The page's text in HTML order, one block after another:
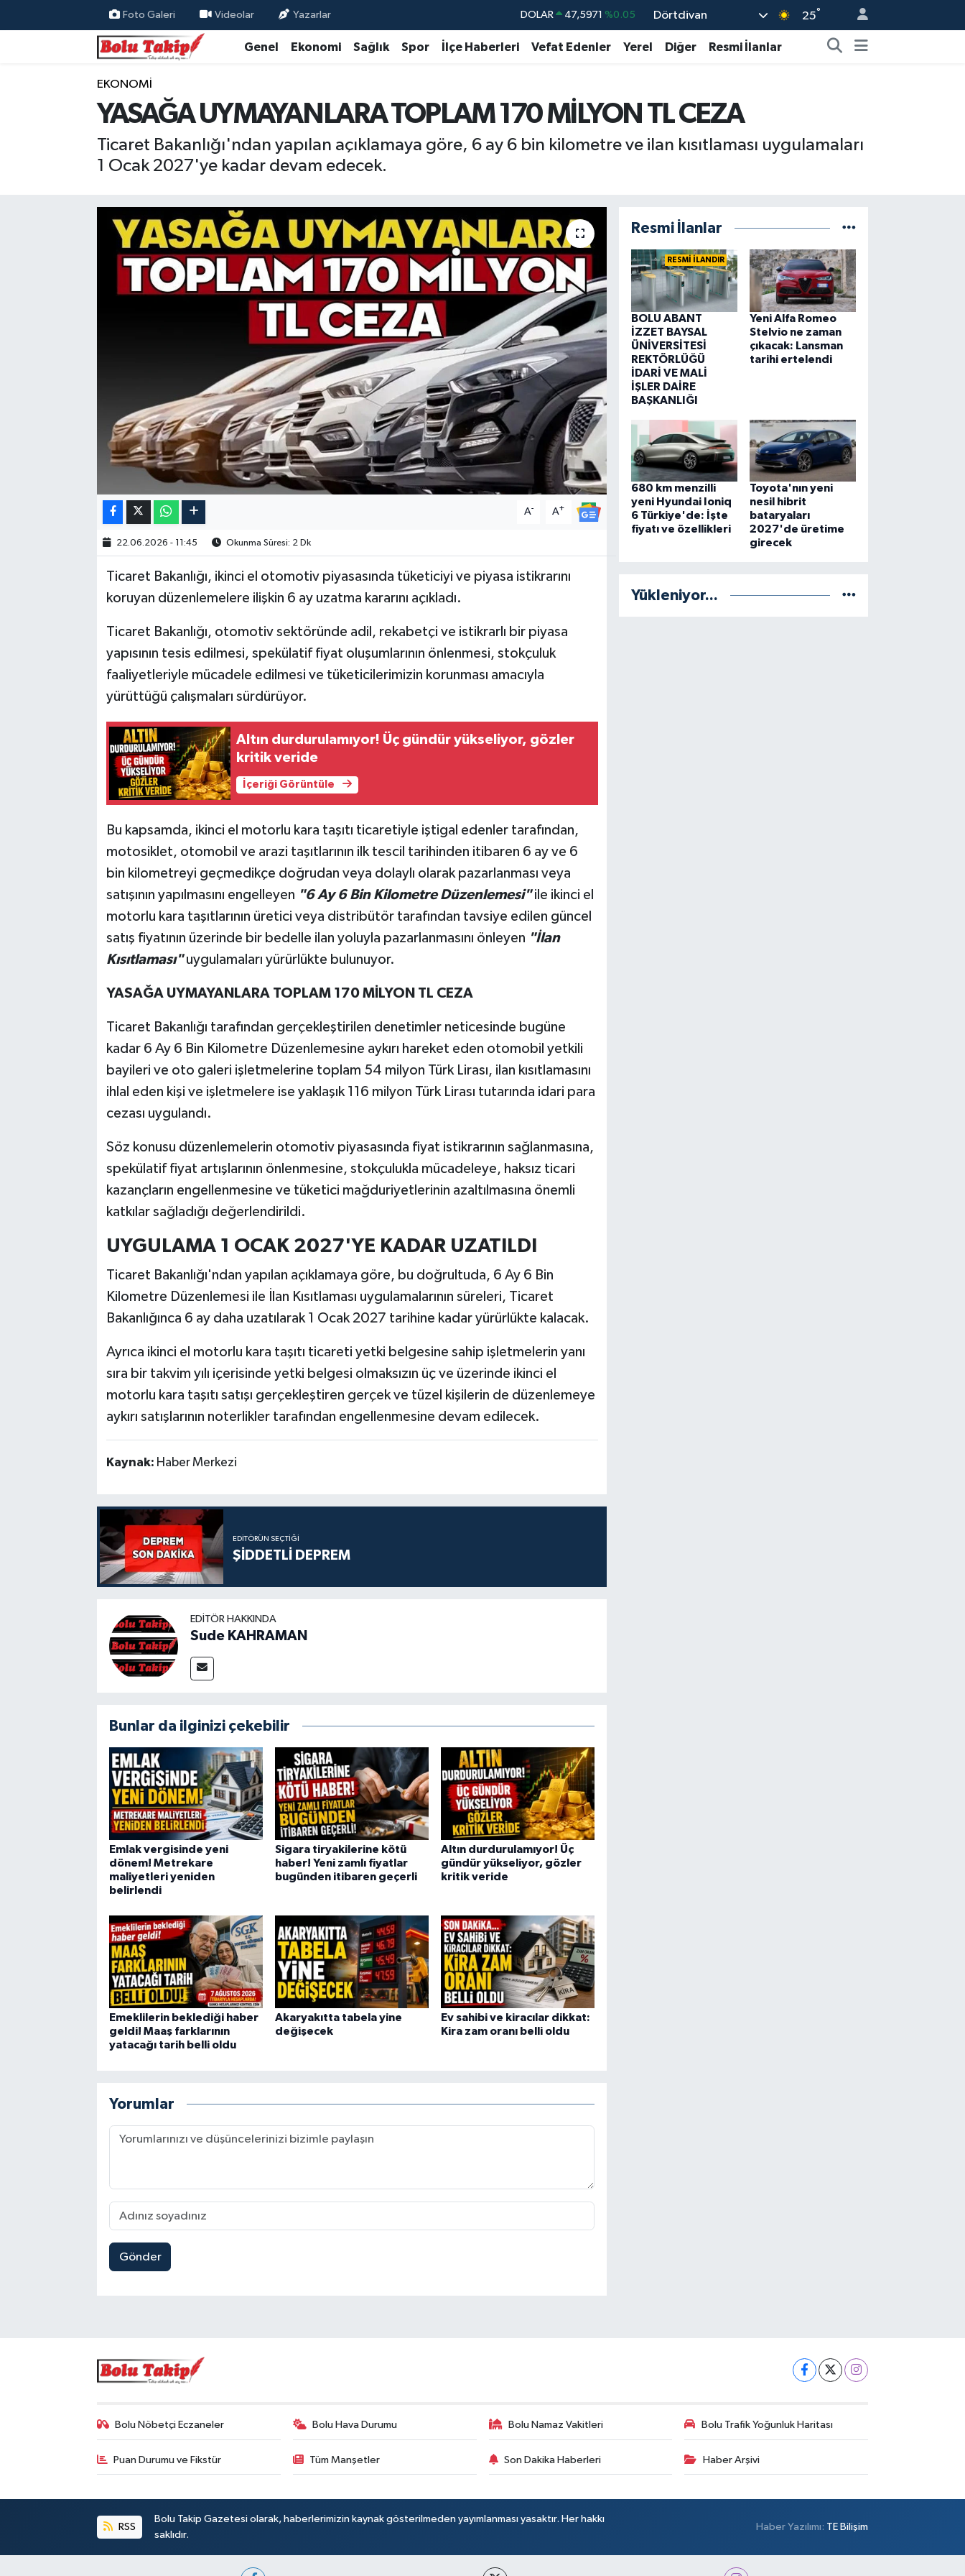
Foto Galeri Videolar Yazarlar DOLAR 47,5971 %0.05
EURO 55,1336 %0.18
BİST100 13.703 %0
BITCOIN 64.475,47 %0.66
Dörtdivan 25°
Genel Ekonomi Sağlık Spor İlçe Haberleri Vefat Edenler Yerel Diğer Resmi İlanlar
EKONOMİ
YASAĞA UYMAYANLARA TOPLAM 170 MİLYON TL CEZA
Ticaret Bakanlığı'ndan yapılan açıklamaya göre, 6 ay 6 bin kilometre ve ilan kısıtlaması uygulamaları
1 Ocak 2027'ye kadar devam edecek.
A- A+
22.06.2026 - 11:45 Okunma Süresi: 2 Dk
Ticaret Bakanlığı, ikinci el otomotiv piyasasında tüketiciyi ve piyasa istikrarını
koruyan düzenlemelere ilişkin 6 ay uzatma kararını açıkladı.
Ticaret Bakanlığı, otomotiv sektöründe adil, rekabetçi ve istikrarlı bir piyasa
yapısının tesis edilmesi, spekülatif fiyat oluşumlarının önlenmesi, stokçuluk
faaliyetleriyle mücadele edilmesi ve tüketicilerimizin korunması amacıyla
yürüttüğü çalışmaları sürdürüyor.
Altın durdurulamıyor! Üç gündür yükseliyor, gözler
kritik veride
İçeriği Görüntüle
Bu kapsamda, ikinci el motorlu kara taşıtı ticaretiyle iştigal edenler tarafından,
motosiklet, otomobil ve arazi taşıtlarının ilk tescil tarihinden itibaren 6 ay ve 6
bin kilometreyi geçmedikçe doğrudan veya dolaylı olarak pazarlanması veya
satışının yapılmasını engelleyen "6 Ay 6 Bin Kilometre Düzenlemesi"ile ikinci el
motorlu kara taşıtlarının üretici veya distribütör tarafından tavsiye edilen güncel
satış fiyatının üzerinde bir bedelle ilan yoluyla pazarlanmasını önleyen "İlan
Kısıtlaması"uygulamaları yürürlükte bulunuyor.
YASAĞA UYMAYANLARA TOPLAM 170 MİLYON TL CEZA
Ticaret Bakanlığı tarafından gerçekleştirilen denetimler neticesinde bugüne
kadar 6 Ay 6 Bin Kilometre Düzenlemesine aykırı hareket eden otomobil yetkili
bayileri ve oto galeri işletmelerine toplam 54 milyon Türk Lirası, ilan kısıtlamasını
ihlal eden kişi ve işletmelere ise yaklaşık 116 milyon Türk Lirası tutarında idari para
cezası uygulandı.
Söz konusu düzenlemelerin otomotiv piyasasında fiyat istikrarının sağlanmasına,
spekülatif fiyat artışlarının önlenmesine, stokçulukla mücadeleye, haksız ticari
kazançların engellenmesine ve tüketici mağduriyetlerinin azaltılmasına önemli
katkılar sağladığı değerlendirildi.
UYGULAMA 1 OCAK 2027'YE KADAR UZATILDI
Ticaret Bakanlığı'ndan yapılan açıklamaya göre, bu doğrultuda, 6 Ay 6 Bin
Kilometre Düzenlemesi ile İlan Kısıtlaması uygulamalarının süreleri, Ticaret
Bakanlığınca 6 ay daha uzatılarak 1 Ocak 2027 tarihine kadar yürürlükte kalacak.
Ayrıca ikinci el motorlu kara taşıtı ticareti yetki belgesine sahip işletmelerin yanı
sıra bir takvim yılı içerisinde yetki belgesi olmaksızın üç ve üzerinde ikinci el
motorlu kara taşıtı satışı gerçekleştiren gerçek ve tüzel kişilerin de düzenlemeye
aykırı satışlarının noterlikler tarafından engellenmesine devam edilecek.
Kaynak: Haber Merkezi
EDITÖRÜN SEÇTIĞI
ŞİDDETLİ DEPREM
EDITÖR HAKKINDA
Sude KAHRAMAN
Bunlar da ilginizi çekebilir
Emlak vergisinde yeni
dönem! Metrekare
maliyetleri yeniden
belirlendi
Sigara tiryakilerine kötü
haber! Yeni zamlı fiyatlar
bugünden itibaren geçerli
Altın durdurulamıyor! Üç
gündür yükseliyor, gözler
kritik veride
Emeklilerin beklediği haber
geldi! Maaş farklarının
yatacağı tarih belli oldu
Akaryakıtta tabela yine
değişecek
Ev sahibi ve kiracılar dikkat:
Kira zam oranı belli oldu
Yorumlar
Gönder
Resmi İlanlar
RESMİ İLANDIR
BOLU ABANT
İZZET BAYSAL
ÜNİVERSİTESİ
REKTÖRLÜĞÜ
İDARİ VE MALİ
İŞLER DAİRE
BAŞKANLIĞI
Yeni Alfa Romeo
Stelvio ne zaman
çıkacak: Lansman
tarihi ertelendi
680 km menzilli
yeni Hyundai Ioniq
6 Türkiye'de: İşte
fiyatı ve özellikleri
Toyota'nın yeni
nesil hibrit
bataryaları
2027'de üretime
girecek
Yükleniyor...
Bolu Nöbetçi Eczaneler Bolu Hava Durumu Bolu Namaz Vakitleri Bolu Trafik Yoğunluk Haritası
Puan Durumu ve Fikstür Tüm Manşetler Son Dakika Haberleri Haber Arşivi
RSS
Bolu Takip Gazetesi olarak, haberlerimizin kaynak gösterilmeden yayımlanması yasaktır. Her hakkı
saklıdır.
Haber Yazılımı: TE Bilişim